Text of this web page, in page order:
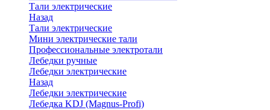
Тали электрические
Назад
Тали электрические
Мини электрические тали
Профессиональные электротали
Лебедки ручные
Лебедки электрические
Назад
Лебедки электрические
Лебедка KDJ (Magnus-Profi)